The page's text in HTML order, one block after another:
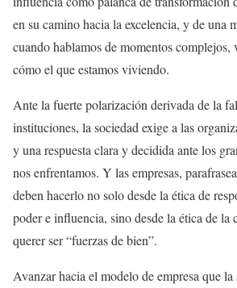
en su camino hacia la excelencia, y de una
cuando hablamos de momentos complejos,
cómo el que estamos viviendo.
Ante la fuerte polarización derivada de la
instituciones, la sociedad exige a las
y una respuesta clara y decidida ante los
nos enfrentamos. Y las empresas,
deben hacerlo no solo desde la ética de
poder e influencia, sino desde la ética de la
querer ser “fuerzas de bien”.
Avanzar hacia el modelo de empresa que la